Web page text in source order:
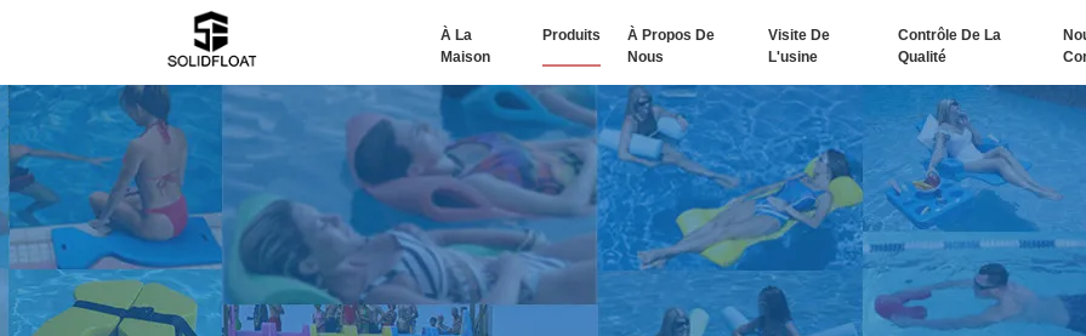
À La
Maison
Produits
À Propos De
Nous
Visite De
L'usine
Contrôle De La
Qualité